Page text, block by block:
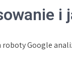
i
Google